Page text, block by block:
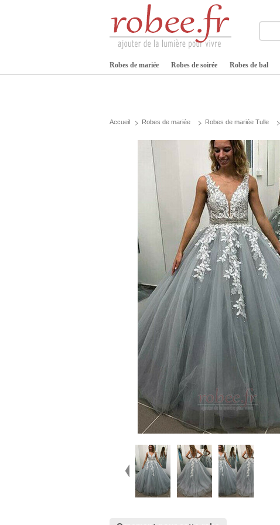
Robes de mariée Robes de soirée Robes de bal
Accueil Robes de mariée Robes de mariée Tulle